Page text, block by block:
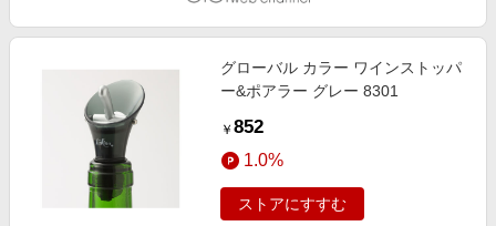
グローバル カラー ワインストッパ
ー&ポアラー グレー 8301
￥ 852
1.0%
ストアにすすむ